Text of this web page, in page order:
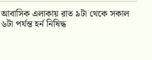
আবাসিক এলাকায় রাত ৯টা থেকে সকাল
৬টা পর্যন্ত হর্ন নিষিদ্ধ